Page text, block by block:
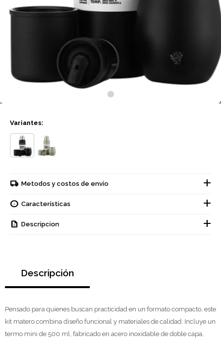
Variantes:
Metodos y costos de envío
Características
Descripcion
Descripción
Pensado para quienes buscan practicidad en un formato compacto, este
kit matero combina diseño funcional y materiales de calidad. Incluye un
termo mini de 500 ml, fabricado en acero inoxidable de doble capa,